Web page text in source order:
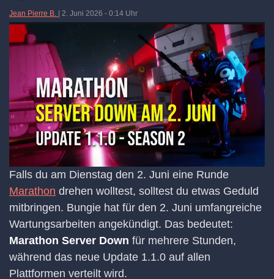
Jean Pierre B. 2. Juni 2026 - 0:14 Uhr
Falls du am Dienstag den 2. Juni eine Runde
Marathon drehen wolltest, solltest du etwas Geduld
mitbringen. Bungie hat für den 2. Juni umfangreiche
Wartungsarbeiten angekündigt. Das bedeutet:
Marathon Server Down für mehrere Stunden,
während das neue Update 1.1.0 auf allen
Plattformen verteilt wird.